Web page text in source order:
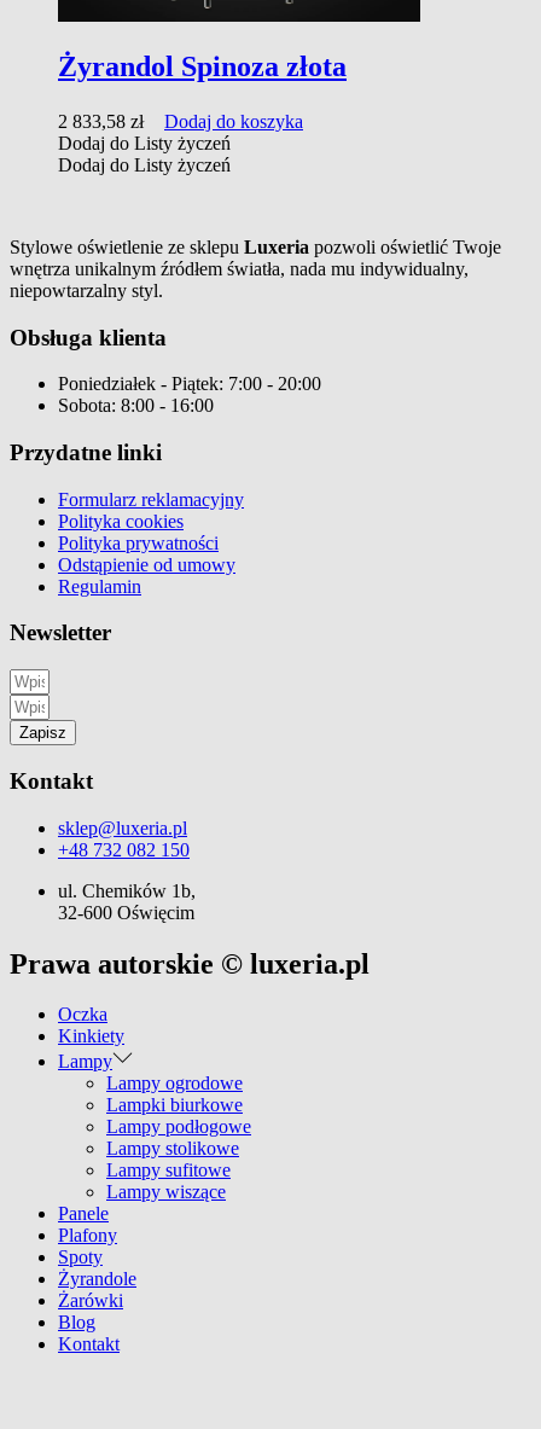
Żyrandol Spinoza złota
2 833,58 zł
Dodaj do koszyka
Dodaj do Listy życzeń
Dodaj do Listy życzeń
Stylowe oświetlenie ze sklepu Luxeria pozwoli oświetlić Twoje
wnętrza unikalnym źródłem światła, nada mu indywidualny,
niepowtarzalny styl.
Obsługa klienta
Poniedziałek - Piątek: 7:00 - 20:00
Sobota: 8:00 - 16:00
Przydatne linki
Formularz reklamacyjny
Polityka cookies
Polityka prywatności
Odstąpienie od umowy
Regulamin
Newsletter
Zapisz
Kontakt
sklep@luxeria.pl
+48 732 082 150
ul. Chemików 1b,
32-600 Oświęcim
Prawa autorskie © luxeria.pl
Oczka
Kinkiety
Lampy
Lampy ogrodowe
Lampki biurkowe
Lampy podłogowe
Lampy stolikowe
Lampy sufitowe
Lampy wiszące
Panele
Plafony
Spoty
Żyrandole
Żarówki
Blog
Kontakt